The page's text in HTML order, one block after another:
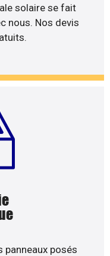
solaire se fait
nous. Nos devis
panneaux posés